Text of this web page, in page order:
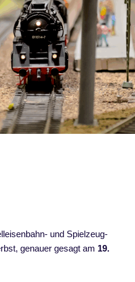
und Spielzeug-
genauer gesagt am 19.